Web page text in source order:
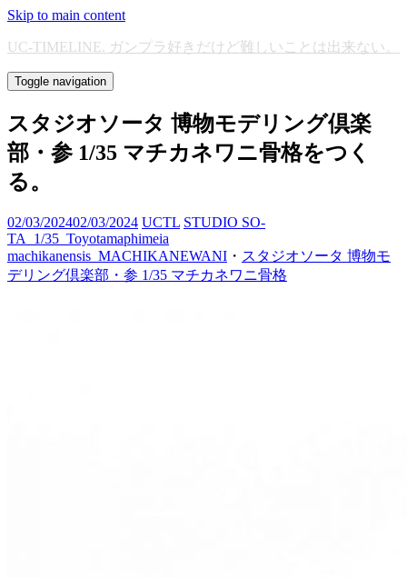
Skip to main content
UC-TIMELINE. ガンプラ好きだけど難しいことは出来ない。
Toggle navigation
スタジオソータ 博物モデリング倶楽
部・参 1/35 マチカネワニ骨格をつく
る。
02/03/202402/03/2024 UCTL STUDIO SO-
TA_1/35_Toyotamaphimeia
machikanensis_MACHIKANEWANI ・ スタジオソータ 博物モ
デリング倶楽部・参 1/35 マチカネワニ骨格